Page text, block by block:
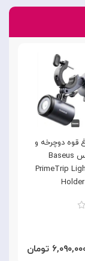
قوه دوچرخه و
موتور بیسوس Baseus
PrimeTrip
تومان